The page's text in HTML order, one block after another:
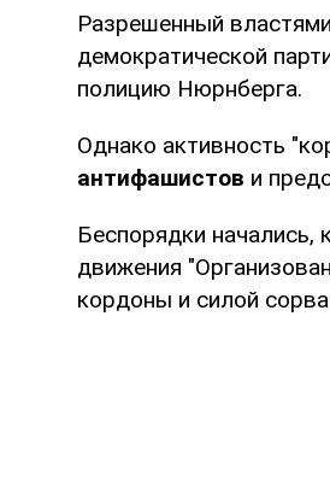
Разрешенный
демократической
полицию Нюрнберга.
Однако активность
антифашистов и
Беспорядки начались,
движения
кордоны и силой